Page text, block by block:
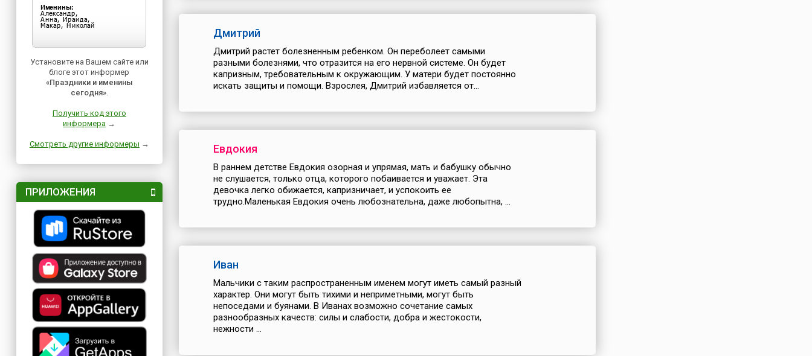
Установите на Вашем сайте или
блоге этот информер
«Праздники и именины
сегодня».
Получить код этого
информера →
Смотреть другие информеры →
ПРИЛОЖЕНИЯ
Дмитрий
Дмитрий растет болезненным ребенком. Он переболеет самыми
разными болезнями, что отразится на его нервной системе. Он будет
капризным, требовательным к окружающим. У матери будет постоянно
искать защиты и помощи. Взрослея, Дмитрий избавляется от...
Евдокия
В раннем детстве Евдокия озорная и упрямая, мать и бабушку обычно
не слушается, только отца, которого побаивается и уважает. Эта
девочка легко обижается, капризничает, и успокоить ее
трудно.Маленькая Евдокия очень любознательна, даже любопытна, ...
Иван
Мальчики с таким распространенным именем могут иметь самый разный
характер. Они могут быть тихими и неприметными, могут быть
непоседами и буянами. В Иванах возможно сочетание самых
разнообразных качеств: силы и слабости, добра и жестокости,
нежности ...